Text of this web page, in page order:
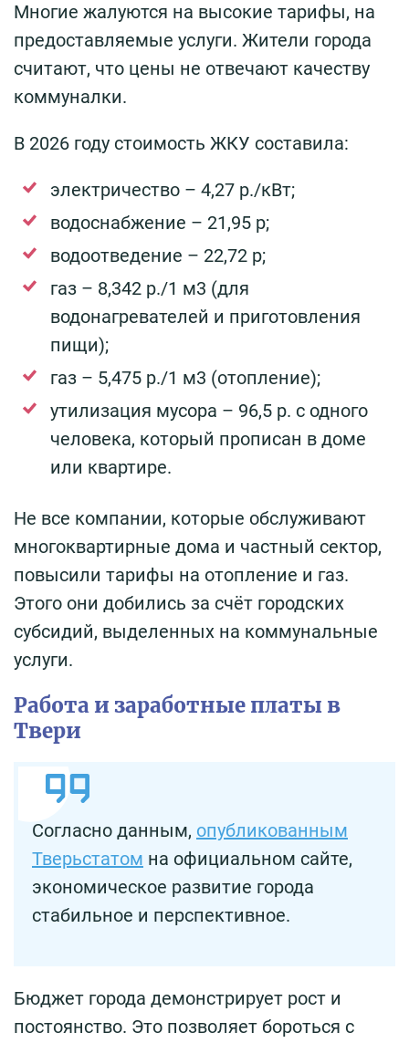
Многие жалуются на высокие тарифы, на
предоставляемые услуги. Жители города
считают, что цены не отвечают качеству
коммуналки.
В 2026 году стоимость ЖКУ составила:
электричество – 4,27 р./кВт;
водоснабжение – 21,95 р;
водоотведение – 22,72 р;
газ – 8,342 р./1 м3 (для
водонагревателей и приготовления
пищи);
газ – 5,475 р./1 м3 (отопление);
утилизация мусора – 96,5 р. с одного
человека, который прописан в доме
или квартире.
Не все компании, которые обслуживают
многоквартирные дома и частный сектор,
повысили тарифы на отопление и газ.
Этого они добились за счёт городских
субсидий, выделенных на коммунальные
услуги.
Работа и заработные платы в
Твери
Согласно данным, опубликованным
Тверьстатом на официальном сайте,
экономическое развитие города
стабильное и перспективное.
Бюджет города демонстрирует рост и
постоянство. Это позволяет бороться с